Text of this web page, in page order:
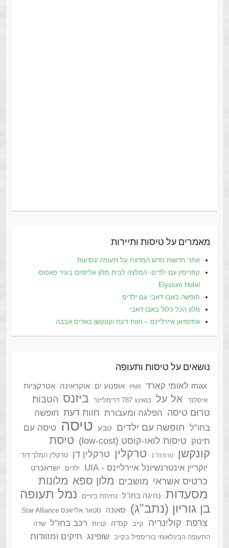
מאמרים על טיסות ותיירות
אתר חדשות חדש המדווח על תעופה ונסיעות
קפריסין עם ילדים- המלצה לבית מלון אליסיום בעיר פאפוס-
Elysium Hotel
חופשה באבו דאבי עם ילדים
מלון הכל כלול באבו דאבי
אתיופיאן איירליינס – חוות דעת וקונקשן באדיס אבבה
נושאים על טיסות ותעופה
max לאומי קארד PNR אופנוע ים אוקראינה אטרקציות
איסלנד אל על בואינג 787 דרימליינר ביזנס הטבות
טרום טיסה
הפלגה ומעבורת חוות דעת חופשה
בחו"ל
חופשה עם ילדים טבע טיסה
טיסה עם
תינוק
טיסות לואו-קוסט (low-cost)
טיסת
קונקשן
טרמינל 1 טרקלין טרקלין דן טרקלין המלך דוד
יוקריין אינטרנשיונל איירליינס - UIA ילדים ישראכרט
כרטיס אשראי מושבים מלון ספא מלונות
מסעדות נהיגה בחו"ל נחיתת ביניים
נמל תעופה
בן גוריון (נתב"ג)
סאונה סטאר אלייאנס Star Alliance
צרפת קולינריה קייב קנדה קניות רכב בחו"ל
שדה
התעופה הבינלאומי בוריספיל בקייב
שופינג תיקים ומזוודות